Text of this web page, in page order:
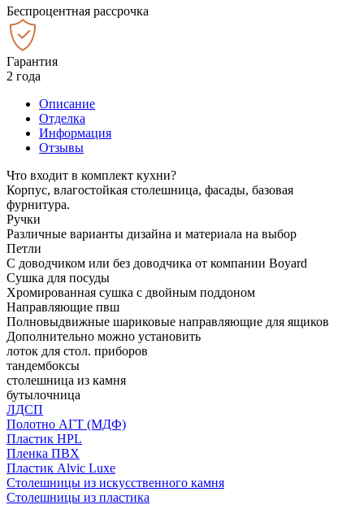
Беспроцентная рассрочка
Гарантия
2 года
Описание
Отделка
Информация
Отзывы
Что входит в комплект кухни?
Корпус, влагостойкая столешница, фасады, базовая
фурнитура.
Ручки
Различные варианты дизайна и материала на выбор
Петли
С доводчиком или без доводчика от компании Boyard
Сушка для посуды
Хромированная сушка с двойным поддоном
Направляющие пвш
Полновыдвижные шариковые направляющие для ящиков
Дополнительно можно установить
лоток для стол. приборов
тандембоксы
столешница из камня
бутылочница
ЛДСП
Полотно АГТ (МДФ)
Пластик HPL
Пленка ПВХ
Пластик Alvic Luxe
Столешницы из искусственного камня
Столешницы из пластика